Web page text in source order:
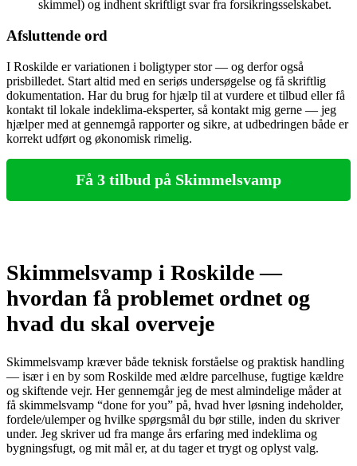
skimmel) og indhent skriftligt svar fra forsikringsselskabet.
Afsluttende ord
I Roskilde er variationen i boligtyper stor — og derfor også
prisbilledet. Start altid med en seriøs undersøgelse og få skriftlig
dokumentation. Har du brug for hjælp til at vurdere et tilbud eller få
kontakt til lokale indeklima‑eksperter, så kontakt mig gerne — jeg
hjælper med at gennemgå rapporter og sikre, at udbedringen både er
korrekt udført og økonomisk rimelig.
Få 3 tilbud på Skimmelsvamp
Skimmelsvamp i Roskilde —
hvordan få problemet ordnet og
hvad du skal overveje
Skimmelsvamp kræver både teknisk forståelse og praktisk handling
— især i en by som Roskilde med ældre parcelhuse, fugtige kældre
og skiftende vejr. Her gennemgår jeg de mest almindelige måder at
få skimmelsvamp “done for you” på, hvad hver løsning indeholder,
fordele/ulemper og hvilke spørgsmål du bør stille, inden du skriver
under. Jeg skriver ud fra mange års erfaring med indeklima og
bygningsfugt, og mit mål er, at du tager et trygt og oplyst valg.